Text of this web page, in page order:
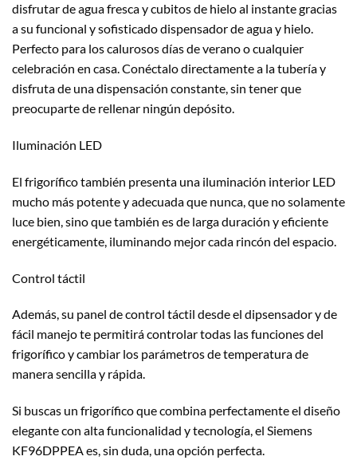
disfrutar de agua fresca y cubitos de hielo al instante gracias
a su funcional y sofisticado dispensador de agua y hielo.
Perfecto para los calurosos días de verano o cualquier
celebración en casa. Conéctalo directamente a la tubería y
disfruta de una dispensación constante, sin tener que
preocuparte de rellenar ningún depósito.
Iluminación LED
El frigorífico también presenta una iluminación interior LED
mucho más potente y adecuada que nunca, que no solamente
luce bien, sino que también es de larga duración y eficiente
energéticamente, iluminando mejor cada rincón del espacio.
Control táctil
Además, su panel de control táctil desde el dipsensador y de
fácil manejo te permitirá controlar todas las funciones del
frigorífico y cambiar los parámetros de temperatura de
manera sencilla y rápida.
Si buscas un frigorífico que combina perfectamente el diseño
elegante con alta funcionalidad y tecnología, el Siemens
KF96DPPEA es, sin duda, una opción perfecta.